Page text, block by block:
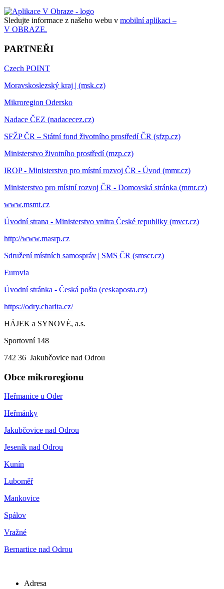
Sledujte informace z našeho webu v mobilní aplikaci –
V OBRAZE.
PARTNEŘI
Czech POINT
Moravskoslezský kraj | (msk.cz)
Mikroregion Odersko
Nadace ČEZ (nadacecez.cz)
SFŽP ČR – Státní fond životního prostředí ČR (sfzp.cz)
Ministerstvo životního prostředí (mzp.cz)
IROP - Ministerstvo pro místní rozvoj ČR - Úvod (mmr.cz)
Ministerstvo pro místní rozvoj ČR - Domovská stránka (mmr.cz)
www.msmt.cz
Úvodní strana - Ministerstvo vnitra České republiky (mvcr.cz)
http://www.masrp.cz
Sdružení místních samospráv | SMS ČR (smscr.cz)
Eurovia
Úvodní stránka - Česká pošta (ceskaposta.cz)
https://odry.charita.cz/
HÁJEK a SYNOVÉ, a.s.
Sportovní 148
742 36 Jakubčovice nad Odrou
Obce mikroregionu
Heřmanice u Oder
Heřmánky
Jakubčovice nad Odrou
Jeseník nad Odrou
Kunín
Luboměř
Mankovice
Spálov
Vražné
Bernartice nad Odrou
Adresa